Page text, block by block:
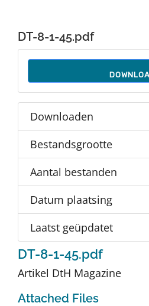
Auteurs
Over Dth
Contact
DT-8-1-45.pdf
Downloaden
Bestandsgrootte
Aantal bestanden
Datum plaatsing
Laatst geüpdatet
DT-8-1-45.pdf
Artikel DtH Magazine
Attached Files